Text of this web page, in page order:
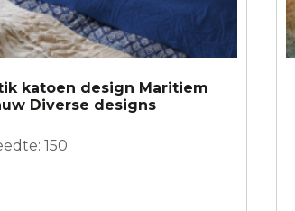
katoen design Maritiem
Diverse designs
150